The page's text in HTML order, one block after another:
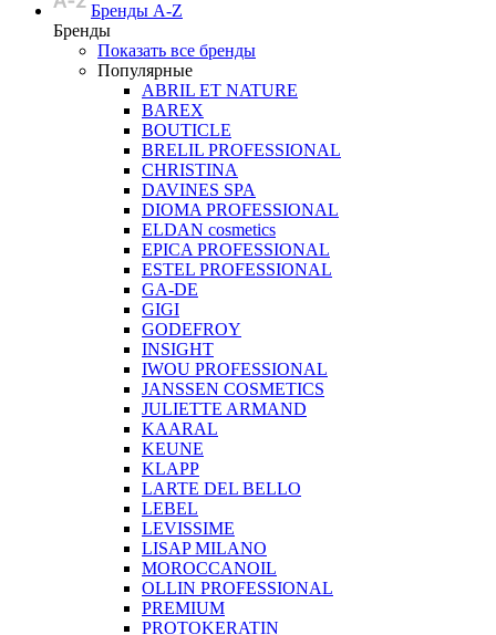
Бренды A-Z
Бренды
Показать все бренды
Популярные
ABRIL ET NATURE
BAREX
BOUTICLE
BRELIL PROFESSIONAL
CHRISTINA
DAVINES SPA
DIOMA PROFESSIONAL
ELDAN cosmetics
EPICA PROFESSIONAL
ESTEL PROFESSIONAL
GA-DE
GIGI
GODEFROY
INSIGHT
IWOU PROFESSIONAL
JANSSEN COSMETICS
JULIETTE ARMAND
KAARAL
KEUNE
KLAPP
LARTE DEL BELLO
LEBEL
LEVISSIME
LISAP MILANO
MOROCCANOIL
OLLIN PROFESSIONAL
PREMIUM
PROTOKERATIN